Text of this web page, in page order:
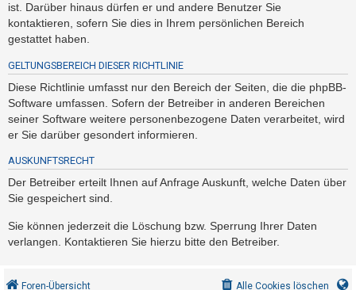
ist. Darüber hinaus dürfen er und andere Benutzer Sie
kontaktieren, sofern Sie dies in Ihrem persönlichen Bereich
gestattet haben.
GELTUNGSBEREICH DIESER RICHTLINIE
Diese Richtlinie umfasst nur den Bereich der Seiten, die die phpBB-
Software umfassen. Sofern der Betreiber in anderen Bereichen
seiner Software weitere personenbezogene Daten verarbeitet, wird
er Sie darüber gesondert informieren.
AUSKUNFTSRECHT
Der Betreiber erteilt Ihnen auf Anfrage Auskunft, welche Daten über
Sie gespeichert sind.
Sie können jederzeit die Löschung bzw. Sperrung Ihrer Daten
verlangen. Kontaktieren Sie hierzu bitte den Betreiber.
Foren-Übersicht Alle Cookies löschen